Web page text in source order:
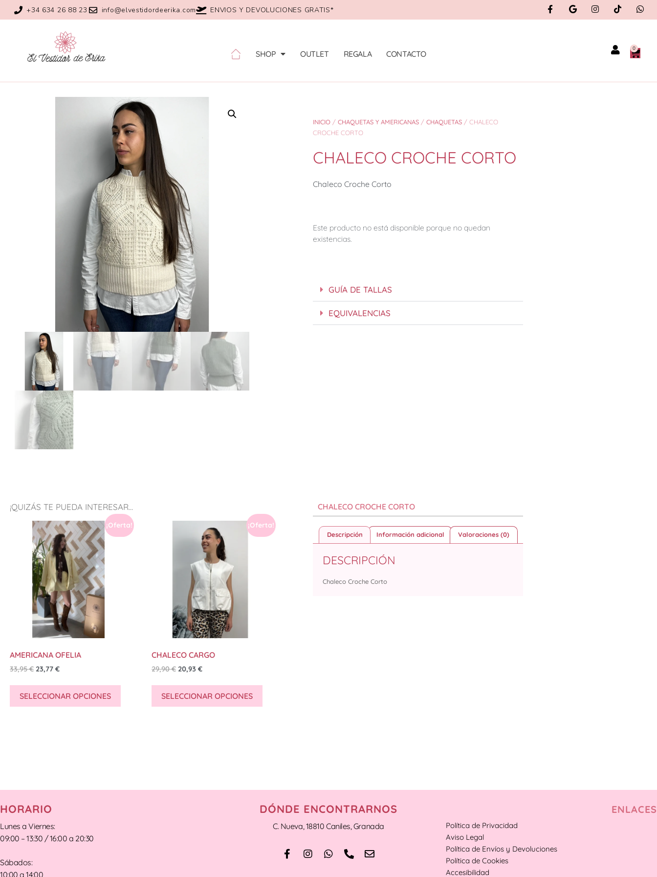
+34 634 26 88 23 info@elvestidordeerika.com ENVIOS Y DEVOLUCIONES GRATIS*
SHOP OUTLET REGALA CONTACTO
0
INICIO / CHAQUETAS Y AMERICANAS / CHAQUETAS / CHALECO
CROCHE CORTO
CHALECO CROCHE CORTO
Chaleco Croche Corto
Este producto no está disponible porque no quedan
existencias.
GUÍA DE TALLAS
EQUIVALENCIAS
¡QUIZÁS TE PUEDA INTERESAR...
¡Oferta!
AMERICANA OFELIA
33,95€ 23,77 €
SELECCIONAR OPCIONES
¡Oferta!
CHALECO CARGO
29,90€ 20,93 €
SELECCIONAR OPCIONES
CHALECO CROCHE CORTO
Descripción Información adicional Valoraciones (0)
DESCRIPCIÓN
Chaleco Croche Corto
HORARIO
Lunes a Viernes:
09:00 – 13:30 / 16:00 a 20:30
Sábados:
10:00 a 14:00
DÓNDE ENCONTRARNOS
C. Nueva, 18810 Caniles, Granada
ENLACES
Política de Privacidad
Aviso Legal
Política de Envíos y Devoluciones
Política de Cookies
Accesibilidad